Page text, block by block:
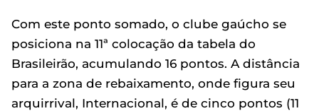
Com este ponto somado, o clube gaúcho se
posiciona na 11ª colocação da tabela do
Brasileirão, acumulando 16 pontos. A distância
para a zona de rebaixamento, onde figura seu
arquirrival, Internacional, é de cinco pontos (11